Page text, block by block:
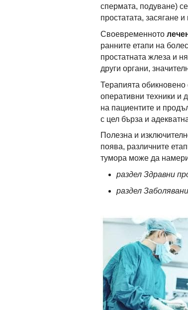
спермата, подуване)
простатата, засягане
Своевременното
ранните етапи на
простатната жлеза и
други органи,
Терапията обикновено
оперативни техники и
на пациентите и
с цел бърза и
Полезна и
поява, различните
тумора може да
раздел Здравни
раздел